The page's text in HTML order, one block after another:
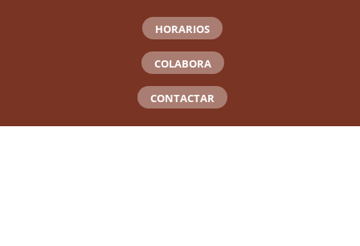
HORARIOS
COLABORA
CONTACTAR